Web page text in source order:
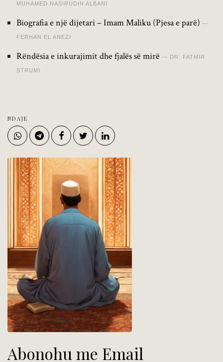
MUHAMED NASIRUDIN ALBANI
Biografia e një dijetari – Imam Maliku (Pjesa e parë)
FERHAN EL ANEZI
Rëndësia e inkurajimit dhe fjalës së mirë DR. FATMIR
STRUMI
NDAJE
Abonohu me Email